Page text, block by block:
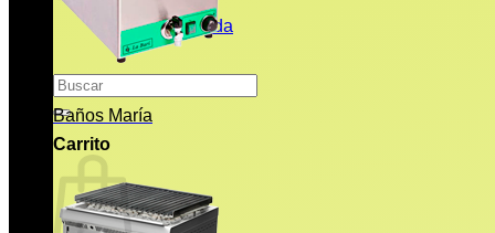
Volver a la tienda
Buscar
por:
Carrito
Baños María